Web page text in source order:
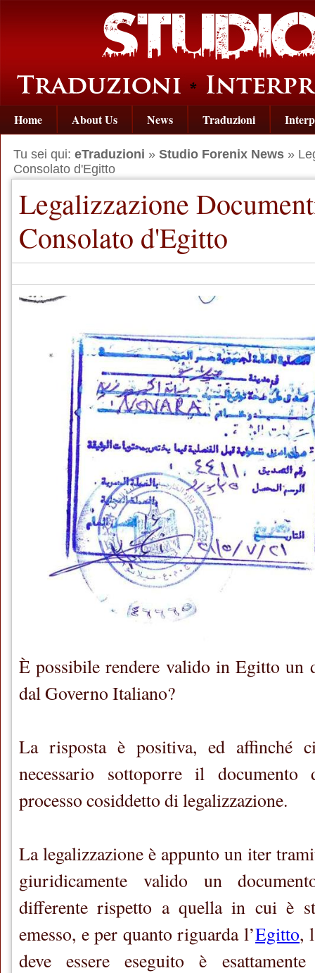
Home About Us News Traduzioni
Tu sei qui: eTraduzioni » Studio Forenix News »
Consolato d'Egitto
Legalizzazione
Consolato d'Egitto
È possibile rendere valido in Egitto un
dal Governo Italiano?
La risposta è positiva, ed affinché
necessario sottoporre il
processo cosiddetto di legalizzazione.
La legalizzazione è appunto un iter
giuridicamente valido un
differente rispetto a quella in cui è
emesso, e per quanto riguarda l’Egitto,
deve essere eseguito è